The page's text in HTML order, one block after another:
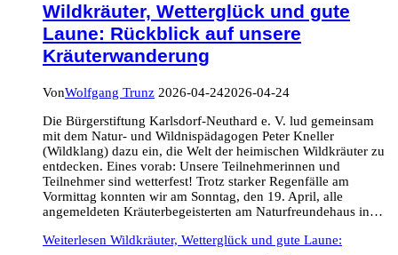
Wildkräuter, Wetterglück und gute
Laune: Rückblick auf unsere
Kräuterwanderung
VonWolfgang Trunz 2026-04-242026-04-24
Die Bürgerstiftung Karlsdorf-Neuthard e. V. lud gemeinsam
mit dem Natur- und Wildnispädagogen Peter Kneller
(Wildklang) dazu ein, die Welt der heimischen Wildkräuter zu
entdecken. Eines vorab: Unsere Teilnehmerinnen und
Teilnehmer sind wetterfest! Trotz starker Regenfälle am
Vormittag konnten wir am Sonntag, den 19. April, alle
angemeldeten Kräuterbegeisterten am Naturfreundehaus in…
Weiterlesen Wildkräuter, Wetterglück und gute Laune: